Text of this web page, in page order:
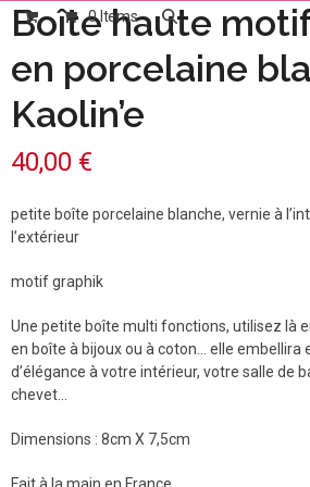
0 Items
Boîte haute
en porcelaine
Kaolin’e
40,00 €
petite boîte porcelaine blanche, vernie à
l’extérieur
motif graphik
Une petite boîte multi fonctions, utilisez là
en boîte à bijoux ou à coton… elle embellira
d’élégance à votre intérieur, votre salle de
chevet…
Dimensions : 8cm X 7,5cm